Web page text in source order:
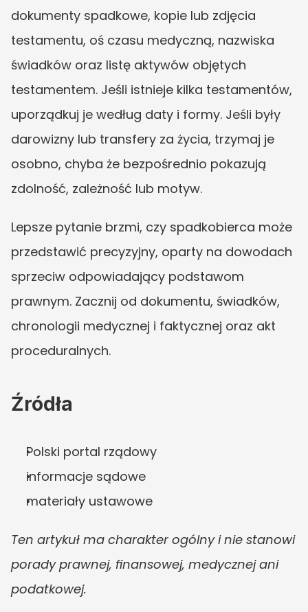
dokumenty spadkowe, kopie lub zdjęcia
testamentu, oś czasu medyczną, nazwiska
świadków oraz listę aktywów objętych
testamentem. Jeśli istnieje kilka testamentów,
uporządkuj je według daty i formy. Jeśli były
darowizny lub transfery za życia, trzymaj je
osobno, chyba że bezpośrednio pokazują
zdolność, zależność lub motyw.
Lepsze pytanie brzmi, czy spadkobierca może
przedstawić precyzyjny, oparty na dowodach
sprzeciw odpowiadający podstawom
prawnym. Zacznij od dokumentu, świadków,
chronologii medycznej i faktycznej oraz akt
proceduralnych.
Źródła
Polski portal rządowy
informacje sądowe
materiały ustawowe
Ten artykuł ma charakter ogólny i nie stanowi
porady prawnej, finansowej, medycznej ani
podatkowej.